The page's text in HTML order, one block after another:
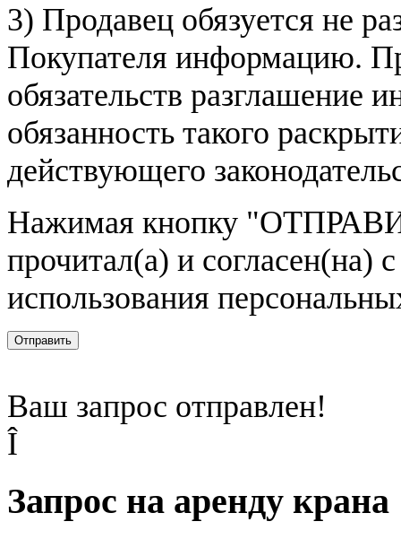
3) Продавец обязуется не
Покупателя информацию.
обязательств разглашение
обязанность такого
действующего
Нажимая кнопку
прочитал(а) и согласен(на)
использования
Отправить
Ваш запрос отправлен!
Î
Запрос на аренду крана